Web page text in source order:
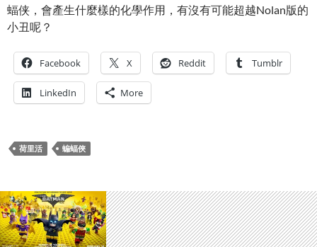
蝠侠，會產生什麼樣的化學作用，有沒有可能超越Nolan版的
小丑呢？
Facebook X Reddit Tumblr
LinkedIn More
荷里活 蝙蝠俠